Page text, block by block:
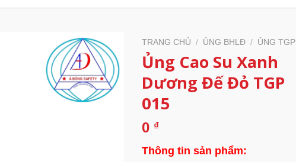
TRANG CHỦ / ỦNG BHLĐ / ỦNG TGP
Ủng Cao Su Xanh
Dương Đế Đỏ TGP
015
0 ₫
Thông tin sản phẩm: